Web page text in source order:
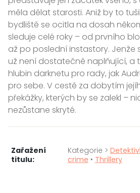
měla dělat starosti. Aniž by to
bydliště se ocitla na dosah
sleduje celé roky – od prvního
až po poslední instastory.
už není dostatečně naplňující, a
hlubin darknetu pro rady, jak
pro sebe. V cestě za dobytím
překážky, kterých by se zalekl –
nezůstane skryté.
Zařažení
titulu:
Kategorie >
crime ‣ Thrillery